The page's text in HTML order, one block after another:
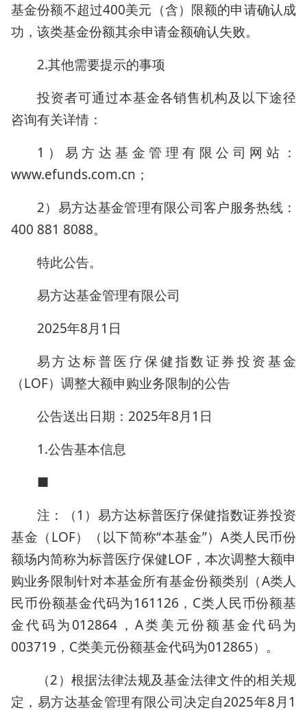
基金份额不超过400美元（含）限额的申请确认成
功，该类基金份额其余申请金额确认失败。
2.其他需要提示的事项
投资者可通过本基金各销售机构及以下途径
咨询有关详情：
1）易方达基金管理有限公司网站：
www.efunds.com.cn；
2）易方达基金管理有限公司客户服务热线：
400 881 8088。
特此公告。
易方达基金管理有限公司
2025年8月1日
易方达标普医疗保健指数证券投资基金
（LOF）调整大额申购业务限制的公告
公告送出日期：2025年8月1日
1.公告基本信息
■
注：（1）易方达标普医疗保健指数证券投资
基金（LOF）（以下简称“本基金”）A类人民币份
额场内简称为标普医疗保健LOF，本次调整大额申
购业务限制针对本基金所有基金份额类别（A类人
民币份额基金代码为161126，C类人民币份额基
金代码为012864，A类美元份额基金代码为
003719，C类美元份额基金代码为012865）。
（2）根据法律法规及基金法律文件的相关规
定，易方达基金管理有限公司决定自2025年8月1